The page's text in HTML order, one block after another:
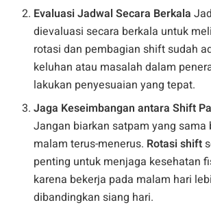
Evaluasi Jadwal Secara Berkala
dievaluasi secara berkala untuk
rotasi dan pembagian shift sudah
keluhan atau masalah dalam
lakukan penyesuaian yang tepat.
Jaga Keseimbangan antara Shift
Jangan biarkan satpam yang
malam terus-menerus. Rotasi shift
penting untuk menjaga kesehatan
karena bekerja pada malam hari
dibandingkan siang hari.